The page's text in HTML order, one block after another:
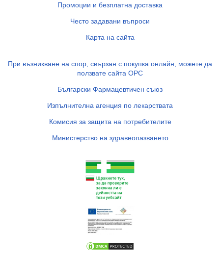
Промоции и безплатна доставка
Често задавани въпроси
Карта на сайта
При възникване на спор, свързан с покупка онлайн, можете да
ползвате сайта ОРС
Български Фармацевтичен съюз
Изпълнителна агенция по лекарствата
Комисия за защита на потребителите
Министерство на здравеопазването